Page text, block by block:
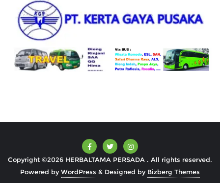
Copyright ©2026 HERBALTAMA PERSADA . All rights reserved.
Powered byWordPress & Designed by Bizberg Themes